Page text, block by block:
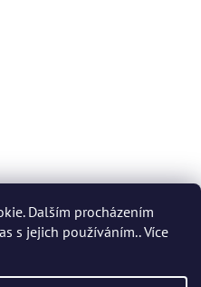
Dalším procházením
s jejich používáním.. Více